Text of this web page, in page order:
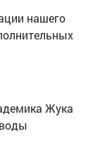
нашего
Жука